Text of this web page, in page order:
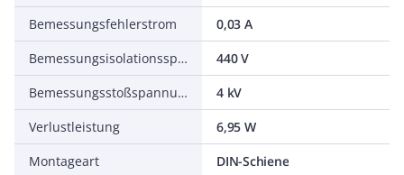
Bemessungsfehlerstrom
0,03 A
Bemessungsisolationsspannung Ui
440 V
Bemessungsstoßspannungsfestigkeit Uimp
4 kV
Verlustleistung
6,95 W
Montageart
DIN-Schiene